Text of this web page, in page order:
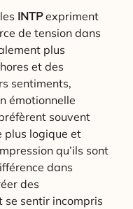
INTPexpriment
de tension dans
plus
et des
sentiments,
émotionnelle
souvent
plus logique et
qu’ils sont
dans
des
se sentir incompris